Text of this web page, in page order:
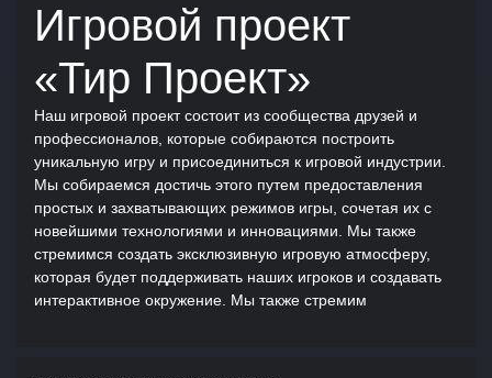
Игровой проект
«Тир Проект»
Наш игровой проект состоит из сообщества друзей и
профессионалов, которые собираются построить
уникальную игру и присоединиться к игровой индустрии.
Мы собираемся достичь этого путем предоставления
простых и захватывающих режимов игры, сочетая их с
новейшими технологиями и инновациями. Мы также
стремимся создать эксклюзивную игровую атмосферу,
которая будет поддерживать наших игроков и создавать
интерактивное окружение. Мы также стремим